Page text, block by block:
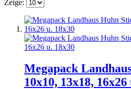
Zeige:
Megapack
10x10, 13x18, 16x26